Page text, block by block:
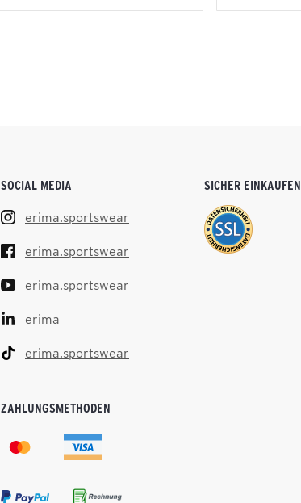
SOCIAL MEDIA
erima.sportswear
erima.sportswear
erima.sportswear
erima
erima.sportswear
ZAHLUNGSMETHODEN
SICHER EINKAUFEN